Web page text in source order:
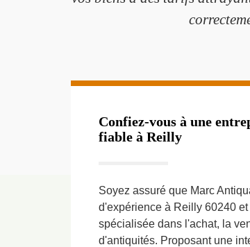
Confiez-vous à une
fiable à Reilly
Soyez assuré que Marc
d'expérience à Reilly 60240
spécialisée dans l'achat, la
d'antiquités. Proposant une